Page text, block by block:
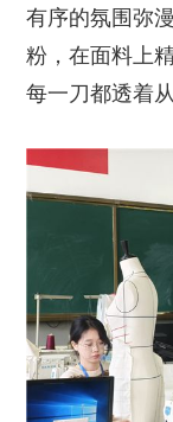
有序的氛围弥
粉，在面料上
每一刀都透着